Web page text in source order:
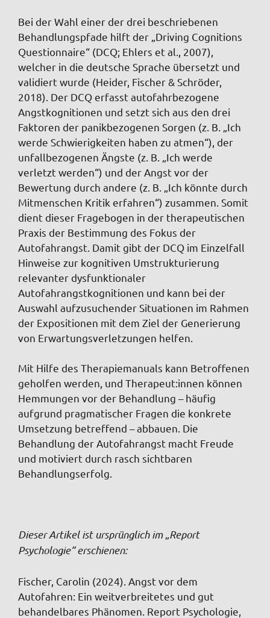
Bei der Wahl einer der drei beschriebenen
Behandlungspfade hilft der „Driving Cognitions
Questionnaire“ (DCQ; Ehlers et al., 2007),
welcher in die deutsche Sprache übersetzt und
validiert wurde (Heider, Fischer & Schröder,
2018). Der DCQ erfasst autofahrbezogene
Angstkognitionen und setzt sich aus den drei
Faktoren der panikbezogenen Sorgen (z. B. „Ich
werde Schwierigkeiten haben zu atmen“), der
unfallbezogenen Ängste (z. B. „Ich werde
verletzt werden“) und der Angst vor der
Bewertung durch andere (z. B. „Ich könnte durch
Mitmenschen Kritik erfahren“) zusammen. Somit
dient dieser Fragebogen in der therapeutischen
Praxis der Bestimmung des Fokus der
Autofahrangst. Damit gibt der DCQ im Einzelfall
Hinweise zur kognitiven Umstrukturierung
relevanter dysfunktionaler
Autofahrangstkognitionen und kann bei der
Auswahl aufzusuchender Situationen im Rahmen
der Expositionen mit dem Ziel der Generierung
von Erwartungsverletzungen helfen.
Mit Hilfe des Therapiemanuals kann Betroffenen
geholfen werden, und Therapeut:innen können
Hemmungen vor der Behandlung – häufig
aufgrund pragmatischer Fragen die konkrete
Umsetzung betreffend – abbauen. Die
Behandlung der Autofahrangst macht Freude
und motiviert durch rasch sichtbaren
Behandlungserfolg.
Dieser Artikel ist ursprünglich im „Report
Psychologie“ erschienen:
Fischer, Carolin (2024). Angst vor dem
Autofahren: Ein weitverbreitetes und gut
behandelbares Phänomen. Report Psychologie,